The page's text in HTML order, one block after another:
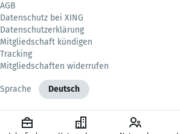
AGB
Datenschutz bei XING
Datenschutzerklärung
Mitgliedschaft kündigen
Tracking
Mitgliedschaften widerrufen
Sprache Deutsch